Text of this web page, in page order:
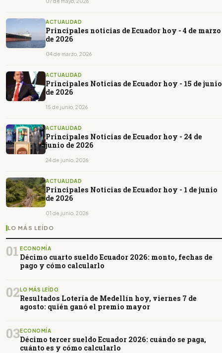
ACTUALIDAD
Principales noticias de Ecuador hoy - 4 de marzo
de 2026
04 de marzo, 2026
ACTUALIDAD
Principales Noticias de Ecuador hoy - 15 de junio
de 2026
15 de junio, 2026
ACTUALIDAD
Principales Noticias de Ecuador hoy - 24 de
junio de 2026
24 de junio, 2026
ACTUALIDAD
Principales Noticias de Ecuador hoy - 1 de junio
de 2026
01 de junio, 2026
LO MÁS LEÍDO
01 ECONOMÍA
Décimo cuarto sueldo Ecuador 2026: monto, fechas de
pago y cómo calcularlo
02LO MÁS LEÍDO
Resultados Lotería de Medellín hoy, viernes 7 de
agosto: quién ganó el premio mayor
03ECONOMÍA
Décimo tercer sueldo Ecuador 2026: cuándo se paga,
cuánto es y cómo calcularlo